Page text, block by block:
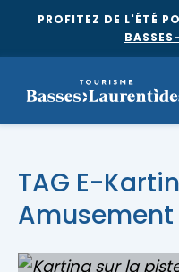
PROFITEZ DE L'ÉTÉ
Quoi faire
TAG E-
Amusement